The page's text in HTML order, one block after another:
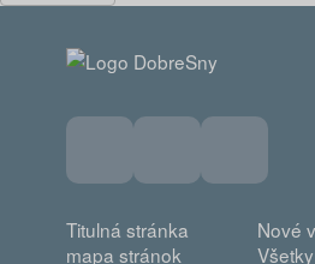
Titulná stránka
mapa stránok
Nové